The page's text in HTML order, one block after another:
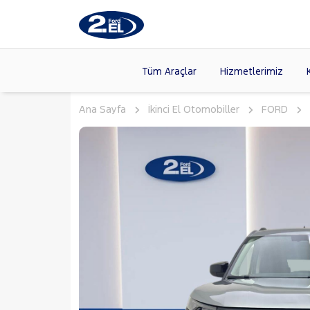
Tüm Araçlar Hizmetlerimiz
Markalar > FORD
Ana Sayfa İkinci El Otomobiller FORD